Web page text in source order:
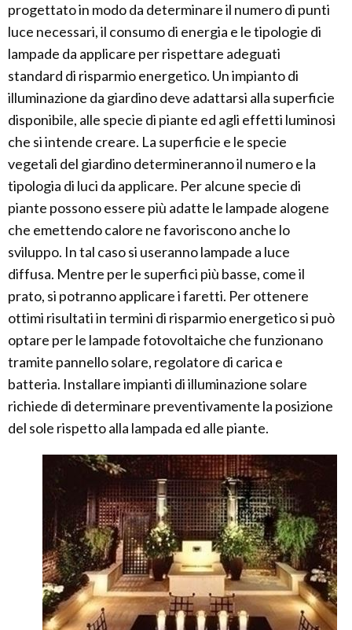
progettato in modo da determinare il numero di punti
luce necessari, il consumo di energia e le tipologie di
lampade da applicare per rispettare adeguati
standard di risparmio energetico. Un impianto di
illuminazione da giardino deve adattarsi alla superficie
disponibile, alle specie di piante ed agli effetti luminosi
che si intende creare. La superficie e le specie
vegetali del giardino determineranno il numero e la
tipologia di luci da applicare. Per alcune specie di
piante possono essere più adatte le lampade alogene
che emettendo calore ne favoriscono anche lo
sviluppo. In tal caso si useranno lampade a luce
diffusa. Mentre per le superfici più basse, come il
prato, si potranno applicare i faretti. Per ottenere
ottimi risultati in termini di risparmio energetico si può
optare per le lampade fotovoltaiche che funzionano
tramite pannello solare, regolatore di carica e
batteria. Installare impianti di illuminazione solare
richiede di determinare preventivamente la posizione
del sole rispetto alla lampada ed alle piante.